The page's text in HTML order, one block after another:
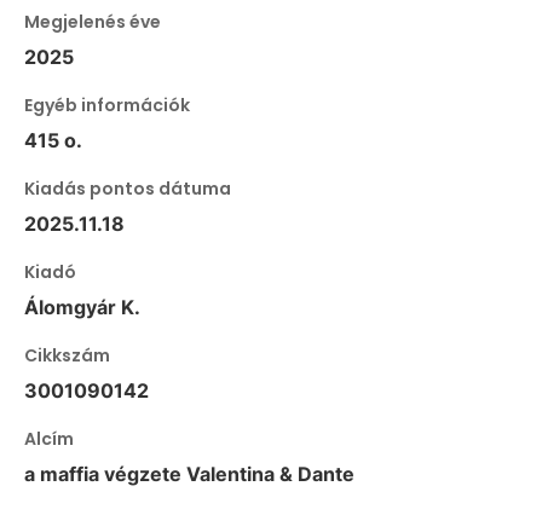
Megjelenés éve
2025
Egyéb információk
415 o.
Kiadás pontos dátuma
2025.11.18
Kiadó
Álomgyár K.
Cikkszám
3001090142
Alcím
a maffia végzete Valentina & Dante